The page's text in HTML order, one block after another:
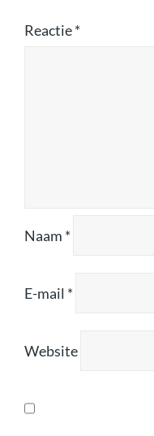
Reactie*
Naam *
E-mail *
Website